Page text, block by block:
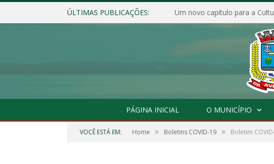
ÚLTIMAS PUBLICAÇÕES: Um novo capítulo para a
PÁGINA INICIAL O MUNICÍPIO
VOCÊ ESTÁ EM: Home » Boletins COVID-19 » Boletim